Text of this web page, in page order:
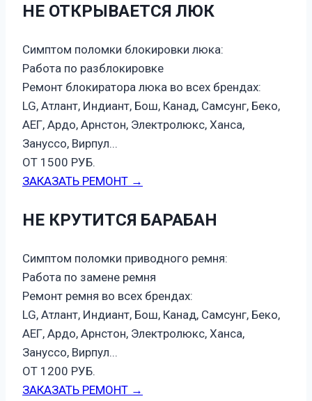
НЕ ОТКРЫВАЕТСЯ ЛЮК
Симптом поломки блокировки люка:
Работа по разблокировке
Ремонт блокиратора люка во всех брендах:
LG, Атлант, Индиант, Бош, Канад, Самсунг, Беко,
АЕГ, Ардо, Арнстон, Электролюкс, Ханса,
Зануссо, Вирпул...
ОТ 1500 РУБ.
ЗАКАЗАТЬ РЕМОНТ →
НЕ КРУТИТСЯ БАРАБАН
Симптом поломки приводного ремня:
Работа по замене ремня
Ремонт ремня во всех брендах:
LG, Атлант, Индиант, Бош, Канад, Самсунг, Беко,
АЕГ, Ардо, Арнстон, Электролюкс, Ханса,
Зануссо, Вирпул...
ОТ 1200 РУБ.
ЗАКАЗАТЬ РЕМОНТ →